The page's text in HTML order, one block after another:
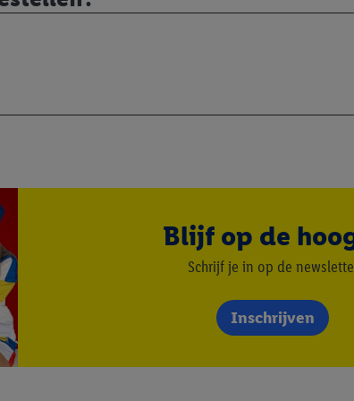
Blijf op de
Schrijf je in op de
Inschrijven